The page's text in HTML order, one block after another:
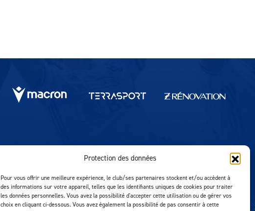
Protection des données
Pour vous offrir une meilleure expérience, le club/ses partenaires stockent et/ou accèdent à
des informations sur votre appareil, telles que les identifiants uniques de cookies pour traiter
les données personnelles. Vous avez la possibilité d'accepter cette utilisation ou de gérer vos
choix en cliquant ci-dessous. Vous avez également la possibilité de pas consentir à cette